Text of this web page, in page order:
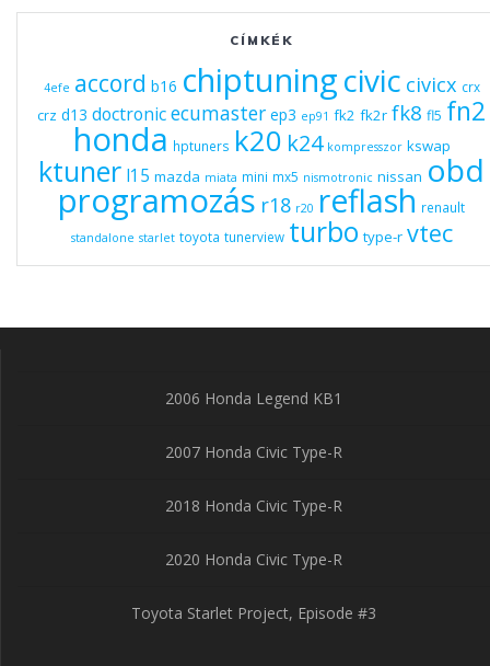
CÍMKÉK
4efe accord b16 chiptuningcivic civicx crx
crz d13 doctronicecumaster ep3 ep91 fk2 fk2r fk8 fl5 fn2
honda hptuners k20 k24 kompresszor kswap
ktuner l15 mazda miata mini mx5 nismotronic nissan obd
programozás r18 r20 reflash renault
standalone starlet toyota tunerview turbo type-r vtec
2006 Honda Legend KB1
2007 Honda Civic Type-R
2018 Honda Civic Type-R
2020 Honda Civic Type-R
Toyota Starlet Project, Episode #3